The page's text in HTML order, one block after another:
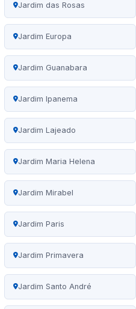
Jardim das Rosas
Jardim Europa
Jardim Guanabara
Jardim Ipanema
Jardim Lajeado
Jardim Maria Helena
Jardim Mirabel
Jardim Paris
Jardim Primavera
Jardim Santo André